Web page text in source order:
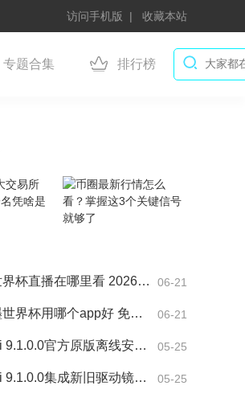
访问手机版 收藏本站
专题合集 排行榜
2026美加墨世界杯直播在哪里看 2026美加墨世界杯赛事直播的 06-21
看2026美加墨世界杯用哪个app好 免费高清世界杯直播平台盘点 06-21
VMware ESXi 9.1.0.0官方原版离线安装/升级包如何下载 VMwa 05-25
VMware ESXi 9.1.0.0集成新旧驱动镜像包是什么 VMware ESXi 05-25